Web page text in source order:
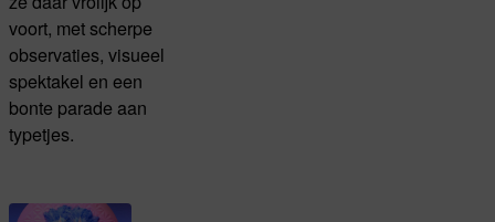
voort, met scherpe
observaties, visueel
spektakel en een
bonte parade aan
typetjes.